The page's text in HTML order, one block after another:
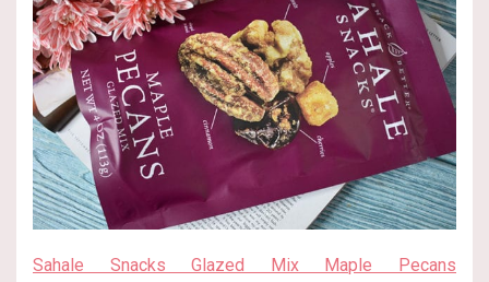
Sahale Snacks Glazed Mix Maple Pecans